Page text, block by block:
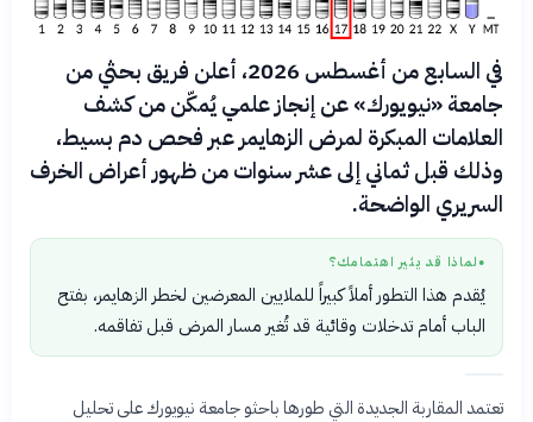
في السابع من أغسطس 2026، أعلن فريق بحثي من
جامعة «نيويورك» عن إنجاز علمي يُمكّن من كشف
العلامات المبكرة لمرض الزهايمر عبر فحص دم بسيط،
وذلك قبل ثماني إلى عشر سنوات من ظهور أعراض الخرف
السريري الواضحة.
● لماذا قد يثير اهتمامك؟
يُقدم هذا التطور أملاً كبيراً للملايين المعرضين لخطر الزهايمر، بفتح
الباب أمام تدخلات وقائية قد تُغير مسار المرض قبل تفاقمه.
تعتمد المقاربة الجديدة التي طورها باحثو جامعة نيويورك على تحليل